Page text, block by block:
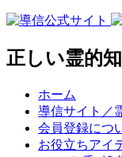
正しい霊的
ホーム
導信サイト／
会員登録につ
お役立ちアイ